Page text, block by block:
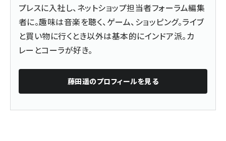
プレスに入社し、ネットショップ担当者フォーラム編集
者に。趣味は音楽を聴く、ゲーム、ショッピング。ライブ
と買い物に行くとき以外は基本的にインドア派。カ
レーとコーラが好き。
藤田遥のプロフィールを見る